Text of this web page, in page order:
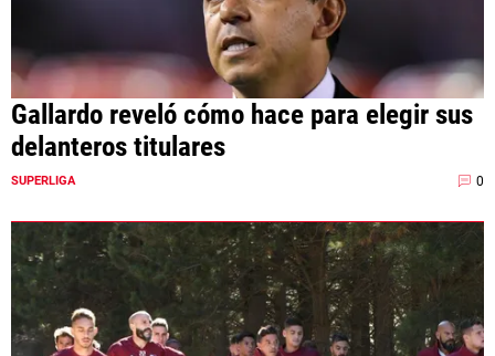
Gallardo reveló cómo hace para elegir sus
delanteros titulares
SUPERLIGA 0